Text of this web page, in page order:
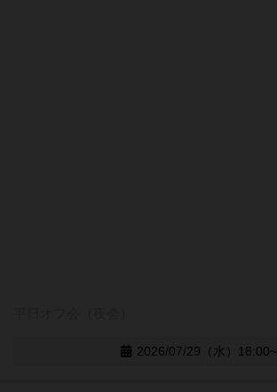
2026/07/29（水）18:00~